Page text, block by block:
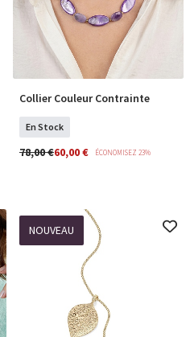
COMMANDER
Collier Couleur Contrainte
En Stock
78,00 €60,00 € ÉCONOMISEZ 23%
NOUVEAU